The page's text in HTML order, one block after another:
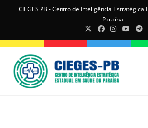
CIEGES PB - Centro de Inteligência Estratégica
Paraíba